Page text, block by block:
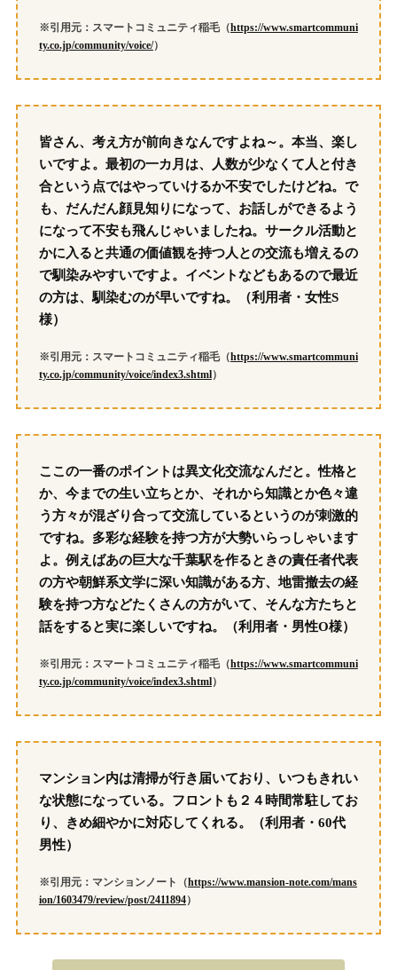
※引用元：スマートコミュニティ稲毛（https://www.smartcommuni
ty.co.jp/community/voice/）
皆さん、考え方が前向きなんですよね～。本当、楽し
いですよ。最初の一カ月は、人数が少なくて人と付き
合という点ではやっていけるか不安でしたけどね。で
も、だんだん顔見知りになって、お話しができるよう
になって不安も飛んじゃいましたね。サークル活動と
かに入ると共通の価値観を持つ人との交流も増えるの
で馴染みやすいですよ。イベントなどもあるので最近
の方は、馴染むのが早いですね。（利用者・女性S
様）
※引用元：スマートコミュニティ稲毛（https://www.smartcommuni
ty.co.jp/community/voice/index3.shtml）
ここの一番のポイントは異文化交流なんだと。性格と
か、今までの生い立ちとか、それから知識とか色々違
う方々が混ざり合って交流しているというのが刺激的
ですね。多彩な経験を持つ方が大勢いらっしゃいます
よ。例えばあの巨大な千葉駅を作るときの責任者代表
の方や朝鮮系文学に深い知識がある方、地雷撤去の経
験を持つ方などたくさんの方がいて、そんな方たちと
話をすると実に楽しいですね。（利用者・男性O様）
※引用元：スマートコミュニティ稲毛（https://www.smartcommuni
ty.co.jp/community/voice/index3.shtml）
マンション内は清掃が行き届いており、いつもきれい
な状態になっている。フロントも２４時間常駐してお
り、きめ細やかに対応してくれる。（利用者・60代
男性）
※引用元：マンションノート（https://www.mansion-note.com/mans
ion/1603479/review/post/2411894）